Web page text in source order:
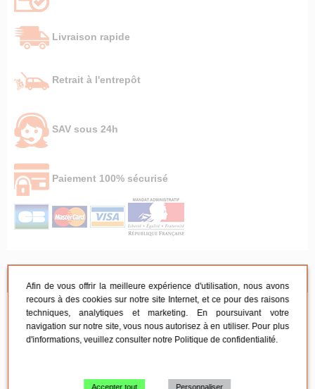
Livraison rapide
Retrait à l'entrepôt
SAV sous 24h
Paiement 100% sécurisé
Mobilier de réception
Mobilier de réunion
Afin de vous offrir la meilleure expérience d'utilisation, nous avons
recours à des cookies sur notre site Internet, et ce pour des raisons
techniques, analytiques et marketing. En poursuivant votre
navigation sur notre site, vous nous autorisez à en utiliser. Pour plus
d'informations, veuillez consulter notre Politique de confidentialité.
Accepter tout Personnaliser